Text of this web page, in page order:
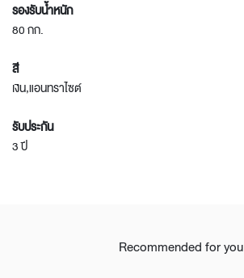
รองรับน้ำหนัก
80 กก.
สี
เงิน,แอนทราไซต์
รับประกัน
3 ปี
Recommended for you